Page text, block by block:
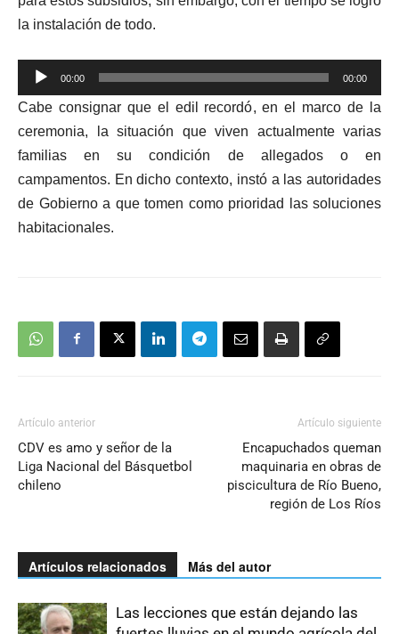
la instalación de todo.
Reproductor
de
audio
00:00 00:00
Cabe consignar que el edil recordó, en el marco de la
ceremonia, la situación que viven actualmente varias
familias en su condición de allegados o en
campamentos. En dicho contexto, instó a las autoridades
de Gobierno a que tomen como prioridad las soluciones
habitacionales.
Artículo anterior
CDV es amo y señor de la
Liga Nacional del Básquetbol
chileno
Artículo siguiente
Encapuchados queman
maquinaria en obras de
piscicultura de Río Bueno,
región de Los Ríos
Artículos relacionados Más del autor
Las lecciones que están dejando las